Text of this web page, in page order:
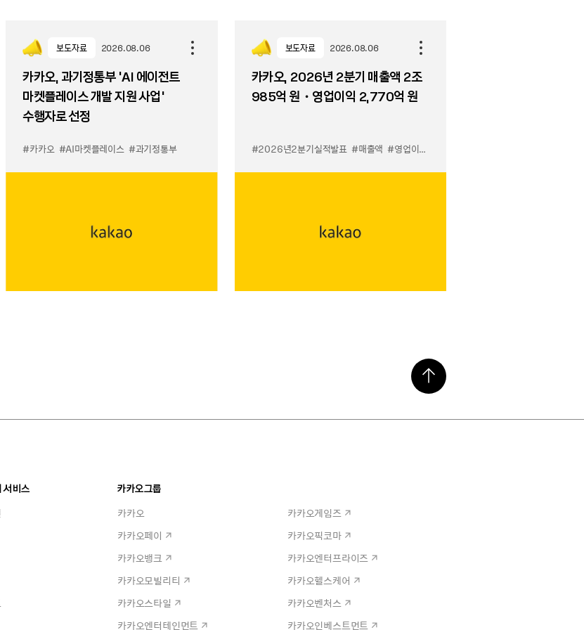
#선물하기 LuX #선물하기 미우미우 입점
보도자료 2026.08.06
카카오, 과기정통부 ‘AI 에이전트
마켓플레이스 개발 지원 사업’
수행자로 선정
#카카오 #AI마켓플레이스 #과기정통부
보도자료 2026.08.06
카카오, 2026년 2분기 매출액 2조
985억 원・영업이익 2,770억 원
#2026년2분기실적발표 #매출액 #영업이익
서비스
카카오그룹
카카오
카카오페이
카카오뱅크
카카오모빌리티
카카오스타일
카카오엔터테인먼트
카카오게임즈
카카오픽코마
카카오엔터프라이즈
카카오헬스케어
카카오벤처스
카카오인베스트먼트